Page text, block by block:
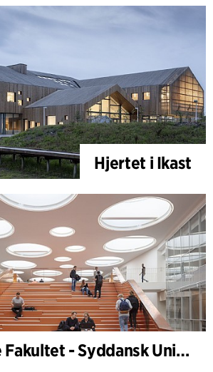
Hjertet i Ikast
Det Tekniske Fakultet - Syddansk Universitet, Odense